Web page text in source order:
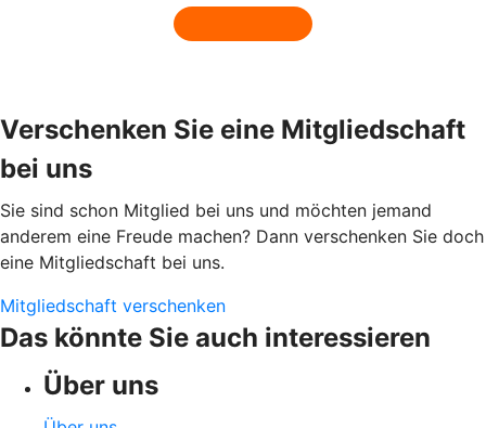
Verschenken Sie eine Mitgliedschaft
bei uns
Sie sind schon Mitglied bei uns und möchten jemand
anderem eine Freude machen? Dann verschenken Sie doch
eine Mitgliedschaft bei uns.
Mitgliedschaft verschenken
Das könnte Sie auch interessieren
Über uns